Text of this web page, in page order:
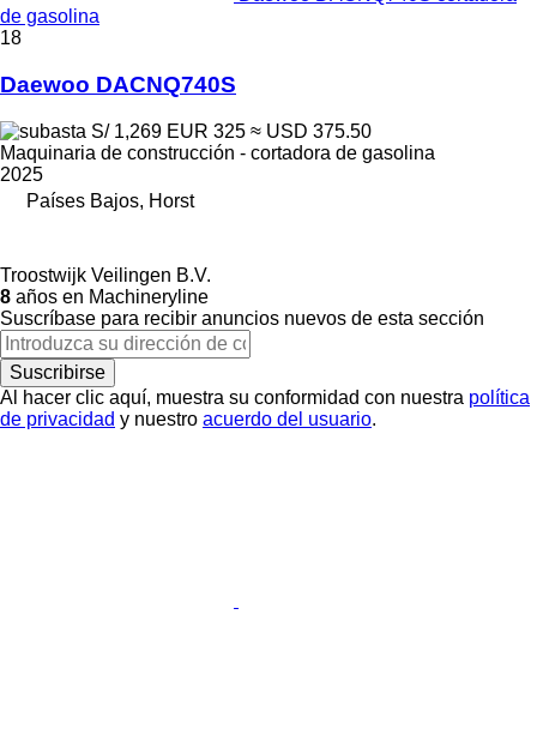
de gasolina
18
Daewoo DACNQ740S
S/ 1,269 EUR 325 ≈ USD 375.50
Maquinaria de construcción - cortadora de gasolina
2025
Países Bajos, Horst
Troostwijk Veilingen B.V.
8 años en Machineryline
Suscríbase para recibir anuncios nuevos de esta sección
Suscribirse
Al hacer clic aquí, muestra su conformidad con nuestra política
de privacidad y nuestro acuerdo del usuario.